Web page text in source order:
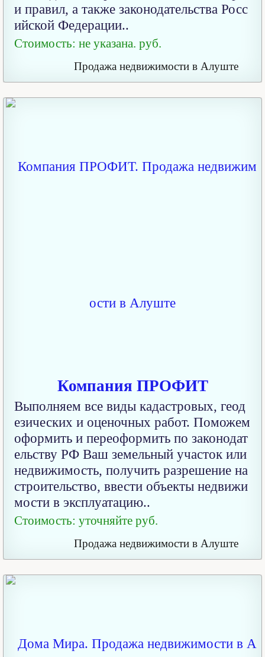
и правил, а также законодательства Росс
ийской Федерации..
Стоимость: не указана. руб.
Продажа недвижимости в Алуште
Компания ПРОФИТ
Выполняем все виды кадастровых, геод
езических и оценочных работ. Поможем
оформить и переоформить по законодат
ельству РФ Ваш земельный участок или
недвижимость, получить разрешение на
строительство, ввести объекты недвижи
мости в эксплуатацию..
Стоимость: уточняйте руб.
Продажа недвижимости в Алуште